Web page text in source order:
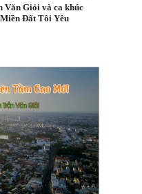
Văn Giỏi và ca khúc
Đất Tôi Yêu